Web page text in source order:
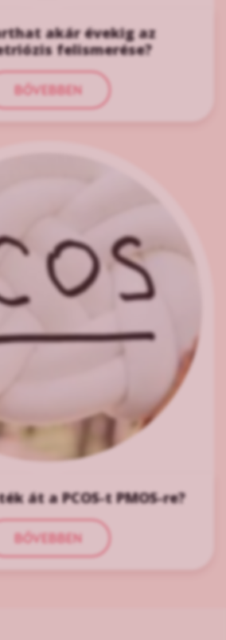
akár évekig az
felismerése?
BŐVEBBEN
át a PCOS-t PMOS-re?
BŐVEBBEN